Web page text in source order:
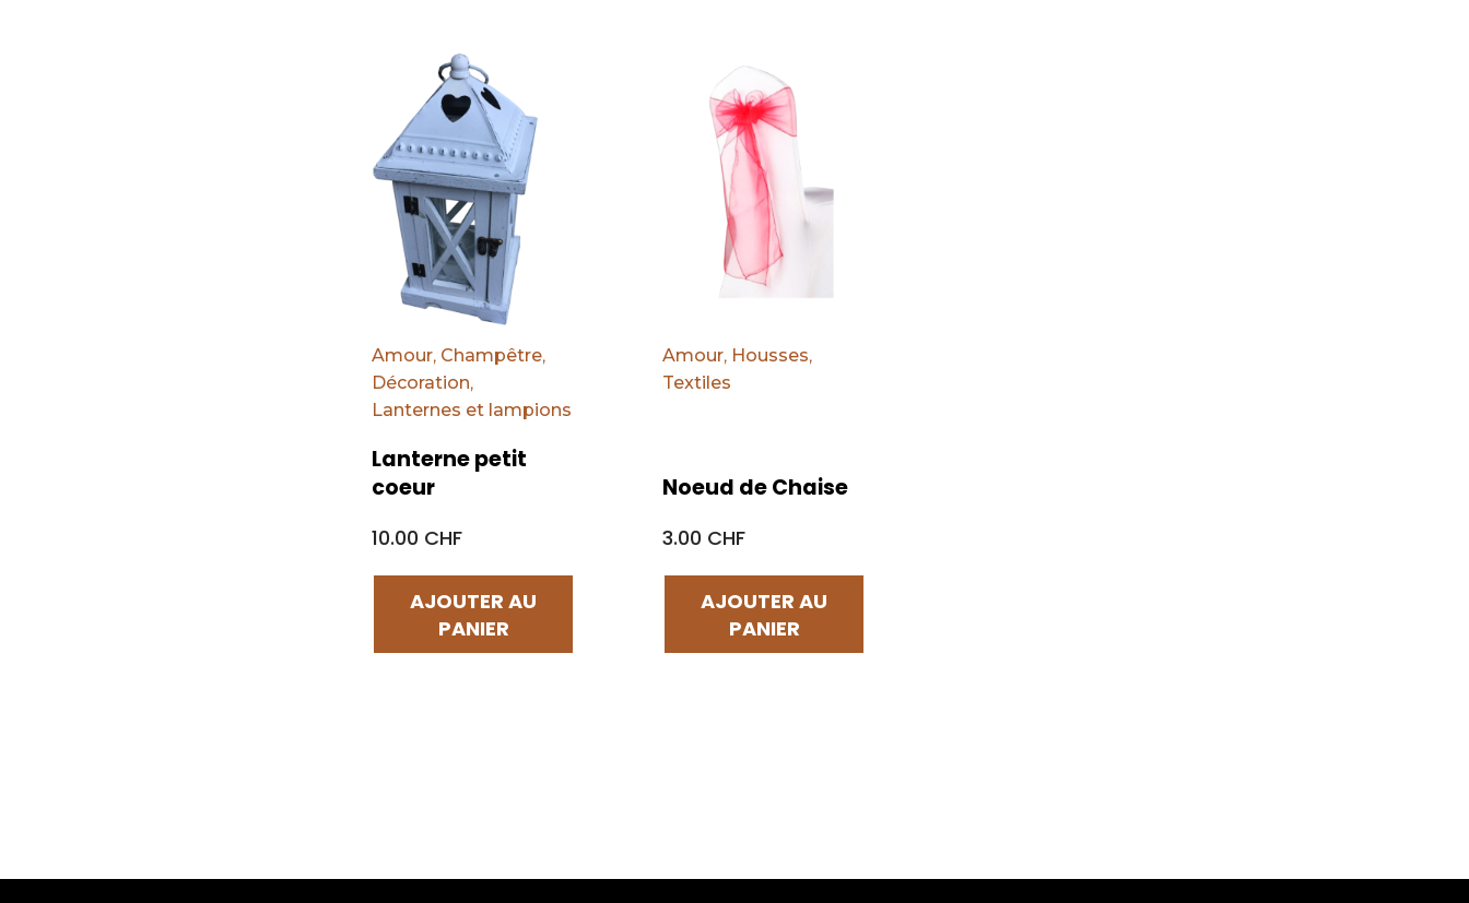
Amour, Champêtre,
Décoration,
Lanternes et lampions
Lanterne petit
coeur
10.00 CHF
AJOUTER AU
PANIER
Amour, Housses,
Textiles
Noeud de Chaise
3.00 CHF
AJOUTER AU
PANIER